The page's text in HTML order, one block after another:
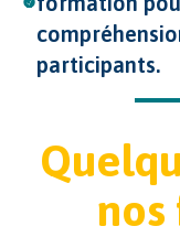
participants.
nos